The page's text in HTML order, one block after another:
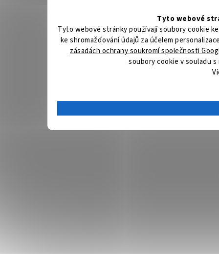
Tyto webové
Tyto webové stránky používají soubory cookie
ke shromažďování údajů za účelem
zásadách ochrany soukromí společnosti
soubory cookie v souladu